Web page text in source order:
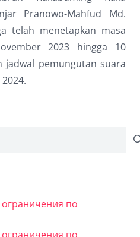
Pranowo-Mahfud Md.
telah menetapkan masa
2023 hingga 10
jadwal pemungutan suara
по